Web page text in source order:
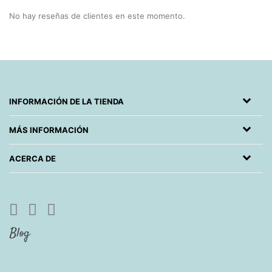
No hay reseñas de clientes en este momento.
INFORMACIÓN DE LA TIENDA
MÁS INFORMACIÓN
ACERCA DE